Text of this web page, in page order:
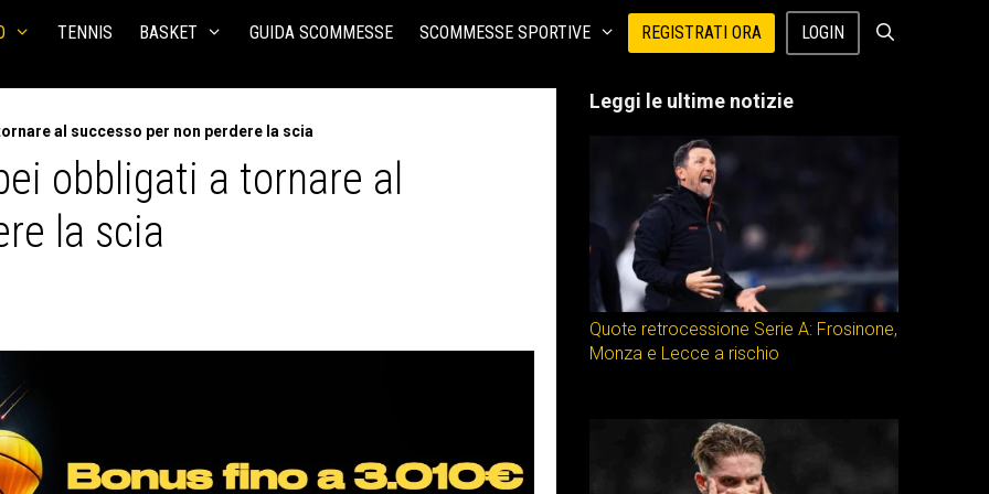
TENNIS BASKET GUIDA SCOMMESSE SCOMMESSE SPORTIVE REGISTRATI ORA LOGIN
al successo per non perdere la scia
obbligati a tornare al
la scia
Leggi le ultime notizie
Quote retrocessione Serie A: Frosinone,
Monza e Lecce a rischio